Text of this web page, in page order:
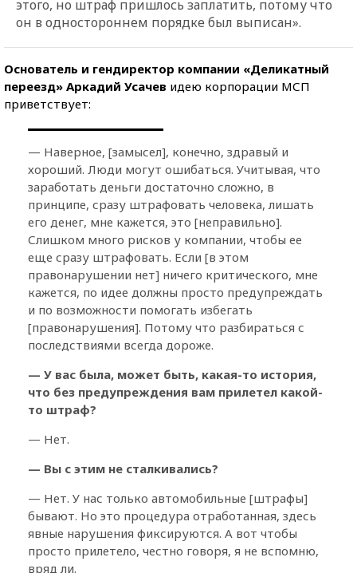
этого, но штраф пришлось заплатить, потому что
он в одностороннем порядке был выписан».
Основатель и гендиректор компании «Деликатный
переезд» Аркадий Усачев идею корпорации МСП
приветствует:
— Наверное, [замысел], конечно, здравый и
хороший. Люди могут ошибаться. Учитывая, что
заработать деньги достаточно сложно, в
принципе, сразу штрафовать человека, лишать
его денег, мне кажется, это [неправильно].
Слишком много рисков у компании, чтобы ее
еще сразу штрафовать. Если [в этом
правонарушении нет] ничего критического, мне
кажется, по идее должны просто предупреждать
и по возможности помогать избегать
[правонарушения]. Потому что разбираться с
последствиями всегда дороже.
— У вас была, может быть, какая-то история,
что без предупреждения вам прилетел какой-
то штраф?
— Нет.
— Вы с этим не сталкивались?
— Нет. У нас только автомобильные [штрафы]
бывают. Но это процедура отработанная, здесь
явные нарушения фиксируются. А вот чтобы
просто прилетело, честно говоря, я не вспомню,
вряд ли.